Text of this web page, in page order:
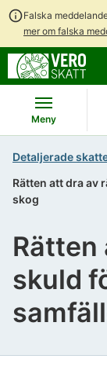
Falska
mer om falska
Meny
Detaljerade
Rätten att dra av
skog
Rätten
skuld